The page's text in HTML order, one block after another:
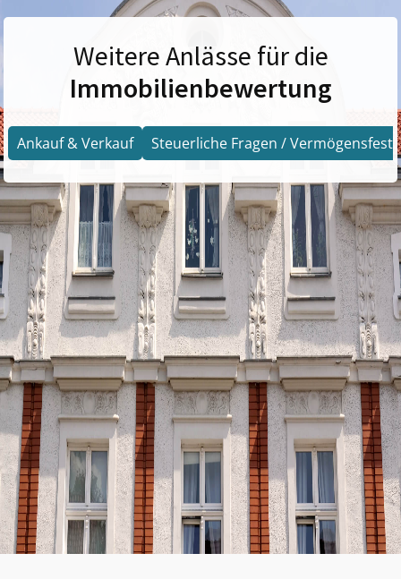
Weitere Anlässe für die
Immobilienbewertung
Ankauf & Verkauf Steuerliche Fragen /